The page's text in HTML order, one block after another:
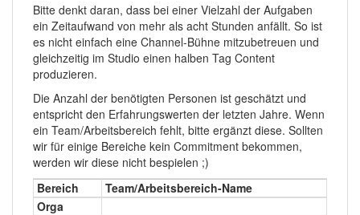
Bitte denkt daran, dass bei einer Vielzahl der Aufgaben
ein Zeitaufwand von mehr als acht Stunden anfällt. So ist
es nicht einfach eine Channel-Bühne mitzubetreuen und
gleichzeitig im Studio einen halben Tag Content
produzieren.
Die Anzahl der benötigten Personen ist geschätzt und
entspricht den Erfahrungswerten der letzten Jahre. Wenn
ein Team/Arbeitsbereich fehlt, bitte ergänzt diese. Sollten
wir für einige Bereiche kein Commitment bekommen,
werden wir diese nicht bespielen ;)
Bereich
Team/Arbeitsbereich-Name
Orga